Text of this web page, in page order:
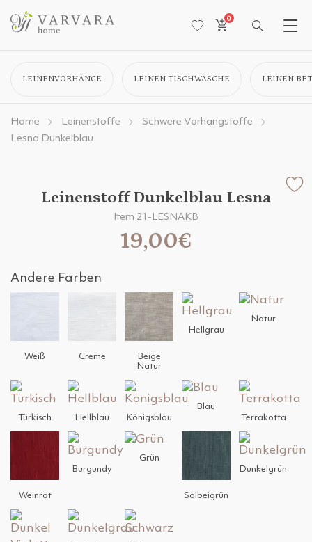
0
LEINENVORHÄNGE LEINEN TISCHWÄSCHE LEINEN
Home Leinenstoffe
Schwere Vorhangstoffe
Lesna Dunkelblau
Leinenstoff Dunkelblau Lesna
Item 21-LESNAKB
19,00€
Andere Farben
Weiß Creme
Beige
Natur
Hellgrau
Natur
Türkisch Hellblau Königsblau
Blau
Terrakotta
Weinrot
Burgundy
Grün
Salbeigrün
Dunkelgrün